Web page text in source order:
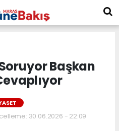
Başkan
30.06.2026 - 22:09